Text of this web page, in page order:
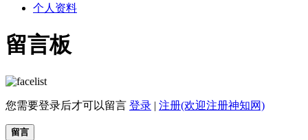
个人资料
留言板
您需要登录后才可以留言 登录 | 注册(欢迎注册神知网)
留言